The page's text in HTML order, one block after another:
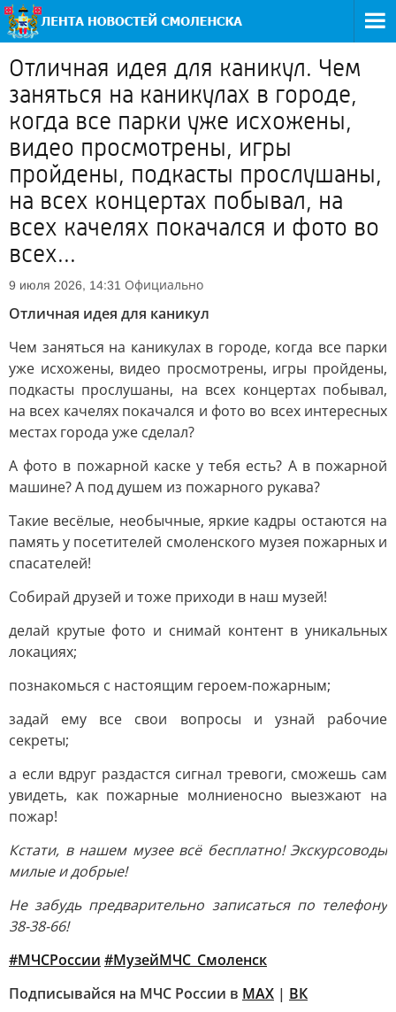
Отличная идея для каникул. Чем
заняться на каникулах в городе,
когда все парки уже исхожены,
видео просмотрены, игры
пройдены, подкасты прослушаны,
на всех концертах побывал, на
всех качелях покачался и фото во
всех...
9 июля 2026, 14:31 Официально
Отличная идея для каникул
Чем заняться на каникулах в городе, когда все парки
уже исхожены, видео просмотрены, игры пройдены,
подкасты прослушаны, на всех концертах побывал,
на всех качелях покачался и фото во всех интересных
местах города уже сделал?
А фото в пожарной каске у тебя есть? А в пожарной
машине? А под душем из пожарного рукава?
Такие весёлые, необычные, яркие кадры остаются на
память у посетителей смоленского музея пожарных и
спасателей!
Собирай друзей и тоже приходи в наш музей!
делай крутые фото и снимай контент в уникальных
локациях;
познакомься с настоящим героем-пожарным;
задай ему все свои вопросы и узнай рабочие
секреты;
а если вдруг раздастся сигнал тревоги, сможешь сам
увидеть, как пожарные молниеносно выезжают на
пожар!
Кстати, в нашем музее всё бесплатно! Экскурсоводы
милые и добрые!
Не забудь предварительно записаться по телефону
38-38-66!
#МЧСРоссии #МузейМЧС_Смоленск
Подписывайся на МЧС России в MAX | ВК